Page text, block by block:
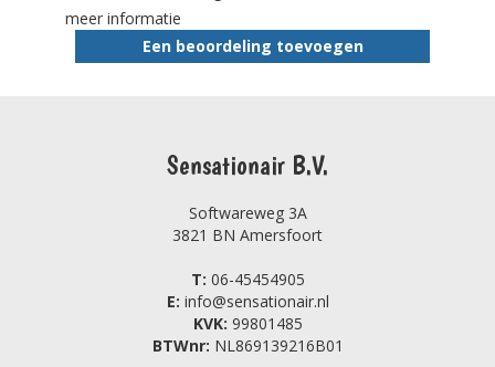
meer informatie
Een beoordeling toevoegen
Sensationair B.V.
Softwareweg 3A
3821 BN Amersfoort
T: 06-45454905
E: info@sensationair.nl
KVK: 99801485
BTWnr: NL869139216B01